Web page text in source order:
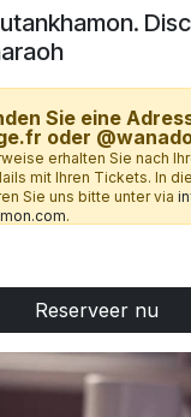
Sie eine
oder
erhalten Sie nach
mit Ihren Tickets. In
Sie uns bitte unter via
.
Begeben Sie
Empfang der
vor Ort)
Presse (nur
Reserveer nu